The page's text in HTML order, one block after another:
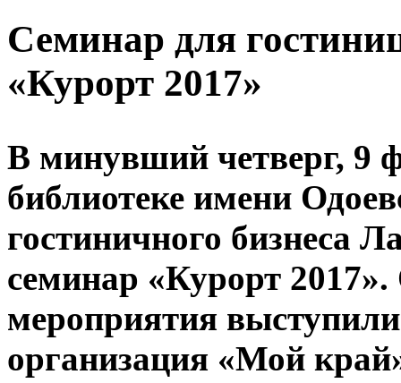
Семинар для
«Курорт 2017»
В минувший четверг, 9
библиотеке имени
гостиничного бизнеса
семинар «Курорт
мероприятия
организация «Мой